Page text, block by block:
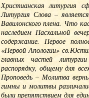
Христианская литургия
Литургия Слова –
Вавилонского плена. Что
наследием Пасхальной
содержание. Первое
«Первой Апологии»
главных частей
распорядку, общему для
Проповедь – Молитва
гимны и молитвы
были препятствием для